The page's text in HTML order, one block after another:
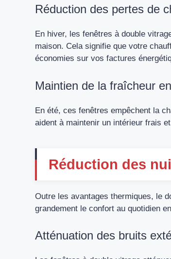
Réduction des pertes de
En hiver, les fenêtres à double
maison. Cela signifie que votre
économies sur vos factures
Maintien de la fraîcheur
En été, ces fenêtres empêchent la
aident à maintenir un intérieur frais
Réduction des
Outre les avantages thermiques, le
grandement le confort au quotidien
Atténuation des bruits